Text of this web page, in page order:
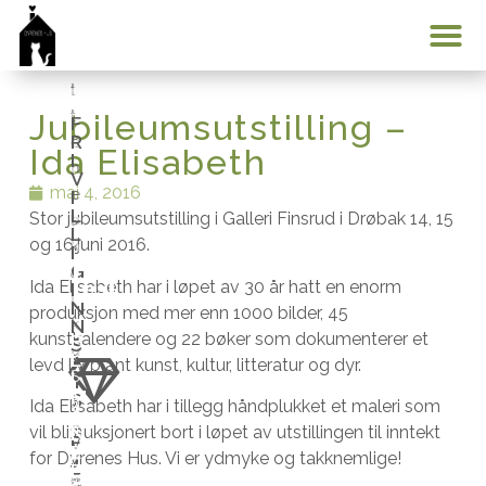
Jubileumsutstilling –
Ida Elisabeth
mai 4, 2016
Stor jubileumsutstilling i Galleri Finsrud i Drøbak 14, 15
og 16.juni 2016.
Ida Elisabeth har i løpet av 30 år hatt en enorm
produksjon med mer enn 1000 bilder, 45
kunstkalendere og 22 bøker som dokumenterer et
levd liv blant kunst, kultur, litteratur og dyr.
Ida Elisabeth har i tillegg håndplukket et maleri som
vil bli auksjonert bort i løpet av utstillingen til inntekt
for Dyrenes Hus. Vi er ydmyke og takknemlige!
F
J
E
t
t
e
n
e
s
k
a
l
k
u
n
n
e
l
e
e
m
u
l
i
g
h
e
t
e
n
t
i
l
å
b
F
R
I
V
I
L
L
I
G
I
N
N
S
A
T
S
V
i
B
L
I
M
Å
N
E
D
S
o
m
f
a